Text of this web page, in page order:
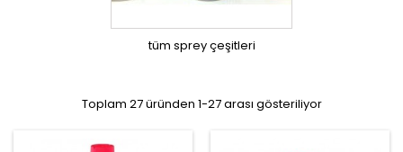
tüm sprey çeşitleri
Toplam 27 üründen 1-27 arası gösteriliyor